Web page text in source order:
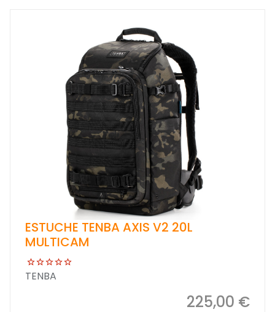
ESTUCHE TENBA AXIS V2 20L
MULTICAM
TENBA
225,00 €